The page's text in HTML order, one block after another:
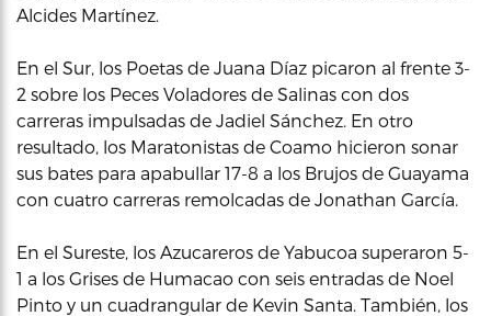
Alcides Martínez.
En el Sur, los Poetas de Juana Díaz picaron al frente 3-
2 sobre los Peces Voladores de Salinas con dos
carreras impulsadas de Jadiel Sánchez. En otro
resultado, los Maratonistas de Coamo hicieron sonar
sus bates para apabullar 17-8 a los Brujos de Guayama
con cuatro carreras remolcadas de Jonathan García.
En el Sureste, los Azucareros de Yabucoa superaron 5-
1 a los Grises de Humacao con seis entradas de Noel
Pinto y un cuadrangular de Kevin Santa. También, los